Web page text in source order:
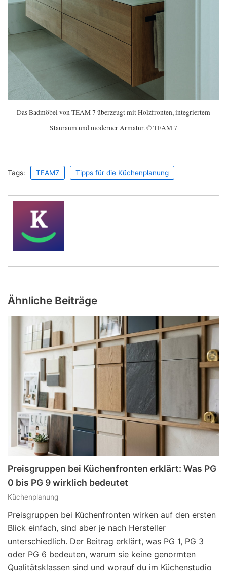
Das Badmöbel von TEAM 7 überzeugt mit Holzfronten, integriertem
Stauraum und moderner Armatur. © TEAM 7
Tags: TEAM7 Tipps für die Küchenplanung
Ähnliche Beiträge
Preisgruppen bei Küchenfronten erklärt: Was PG
0 bis PG 9 wirklich bedeutet
Küchenplanung
Preisgruppen bei Küchenfronten wirken auf den ersten
Blick einfach, sind aber je nach Hersteller
unterschiedlich. Der Beitrag erklärt, was PG 1, PG 3
oder PG 6 bedeuten, warum sie keine genormten
Qualitätsklassen sind und worauf du im Küchenstudio